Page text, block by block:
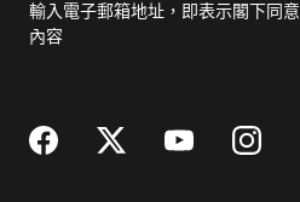
郵
輸入電子郵箱地址，即表示閣下同意
內容